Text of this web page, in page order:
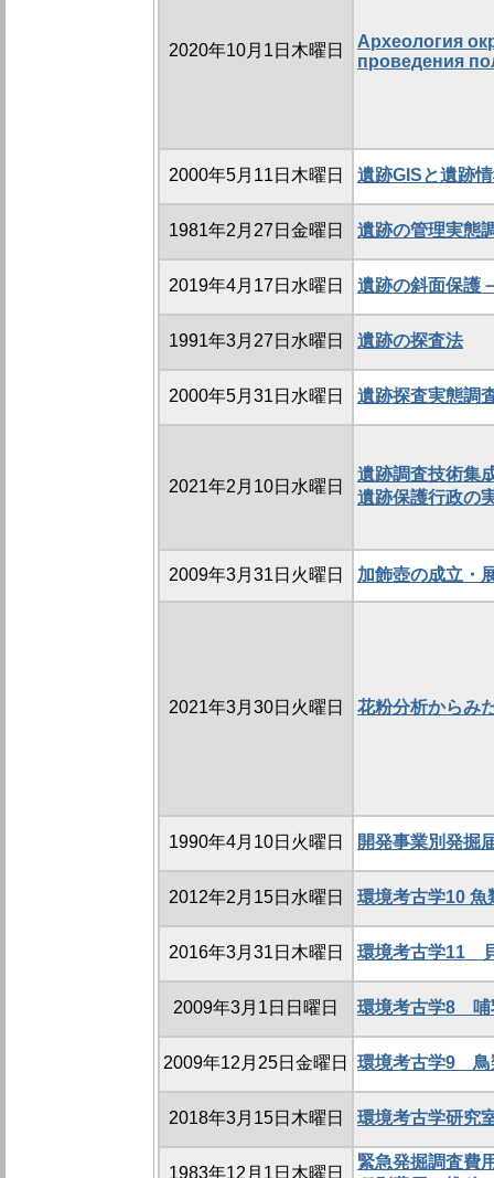
2020年10月1日木曜日
Археология
проведения
2000年5月11日木曜日 遺跡GISと遺跡
1981年2月27日金曜日 遺跡の管理実態
2019年4月17日水曜日 遺跡の斜面保護
1991年3月27日水曜日 遺跡の探査法
2000年5月31日水曜日 遺跡探査実態調
2021年2月10日水曜日
遺跡調査技術集
遺跡保護行政の
2009年3月31日火曜日 加飾壺の成立・
2021年3月30日火曜日 花粉分析からみ
1990年4月10日火曜日 開発事業別発掘
2012年2月15日水曜日 環境考古学10 魚
2016年3月31日木曜日 環境考古学11
2009年3月1日日曜日 環境考古学8 哺
2009年12月25日金曜日 環境考古学9 鳥
2018年3月15日木曜日 環境考古学研究
1983年12月1日木曜日
緊急発掘調査費